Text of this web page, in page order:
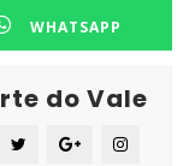
WHATSAPP
do Vale